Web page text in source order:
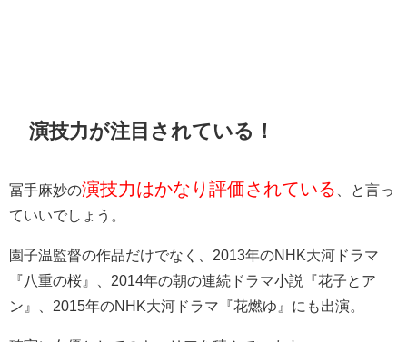
演技力が注目されている！
冨手麻妙の演技力はかなり評価されている
、と言っ
ていいでしょう。
園子温監督の作品だけでなく、2013年のNHK大河ドラマ
『八重の桜』、2014年の朝の連続ドラマ小説『花子とア
ン』、2015年のNHK大河ドラマ『花燃ゆ』にも出演。